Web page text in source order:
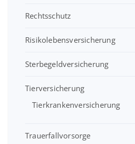
Rechtsschutz
Risikolebensversicherung
Sterbegeldversicherung
Tierversicherung
Tierkrankenversicherung
Trauerfallvorsorge